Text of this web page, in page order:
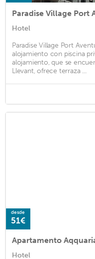
Paradise Village Port
Hotel
Paradise Village Port
alojamiento con piscina
alojamiento, que se
Llevant, ofrece terraza ...
desde
51€
Apartamento
Hotel